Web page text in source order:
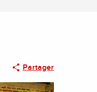
Partager